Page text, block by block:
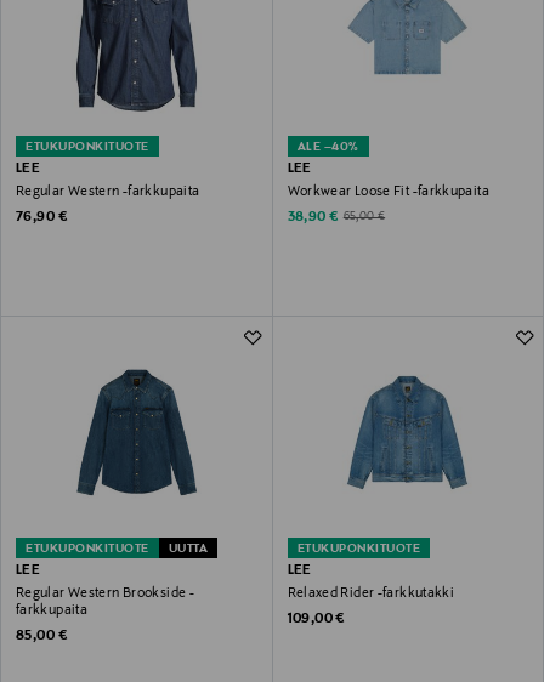
ETUKUPONKITUOTE
LEE
Regular Western -farkkupaita
Original Price
76,90 €
ALE –40%
LEE
Workwear Loose Fit -farkkupaita
Discounted Price
38,90 € Original Price
65,00 €
ETUKUPONKITUOTE UUTTA
LEE
Regular Western Brookside -
farkkupaita
Original Price
85,00 €
ETUKUPONKITUOTE
LEE
Relaxed Rider -farkkutakki
Original Price
109,00 €